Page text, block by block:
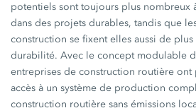
potentiels sont toujours plus nombreux
dans des projets durables, tandis que
construction se fixent elles aussi de
durabilité. Avec le concept modulable
entreprises de construction routière
accès à un système de production
construction routière sans émissions